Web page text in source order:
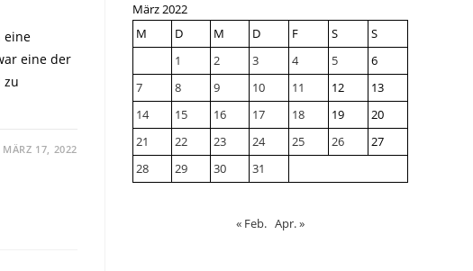
eine
eine der
zu
MÄRZ 17, 2022
März 2022
M
D M D F S
S
1
2 3 4 5
6
7
8 9 10 11 12
13
14
15 16 17 18 19
20
21
22 23 24 25 26
27
28
29 30 31
« Feb. Apr. »